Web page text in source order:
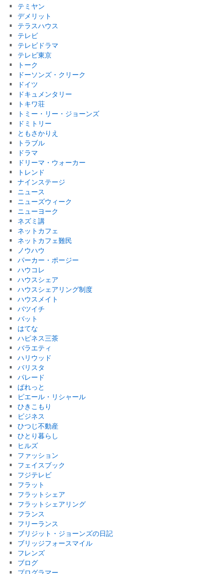
テミヤン
デメリット
テラスハウス
テレビ
テレビドラマ
テレビ東京
トーク
ドーソンズ・クリーク
ドイツ
ドキュメンタリー
トキワ荘
トミー・リー・ジョーンズ
ドミトリー
ともさかりえ
トラブル
ドラマ
ドリーマ・ウォーカー
トレンド
ナインステージ
ニュース
ニューズウィーク
ニューヨーク
ネズミ講
ネットカフェ
ネットカフェ難民
ノウハウ
パーカー・ポージー
ハウコレ
ハウスシェア
ハウスシェアリング制度
ハウスメイト
バツイチ
バット
はてな
ハピネス三茶
バラエティ
ハリウッド
バリスタ
パレード
ぱれっと
ピエール・リシャール
ひきこもり
ビジネス
ひつじ不動産
ひとり暮らし
ヒルズ
ファッション
フェイスブック
フジテレビ
フラット
フラットシェア
フラットシェアリング
フランス
フリーランス
ブリジット・ジョーンズの日記
ブリッジフォースマイル
フレンズ
ブログ